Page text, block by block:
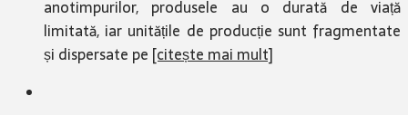
anotimpurilor, produsele au o durată de viață
limitată, iar unitățile de producție sunt fragmentate
și dispersate pe [citește mai mult]